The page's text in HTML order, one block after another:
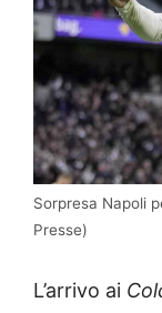
Sorpresa Napoli
Presse)
L’arrivo ai